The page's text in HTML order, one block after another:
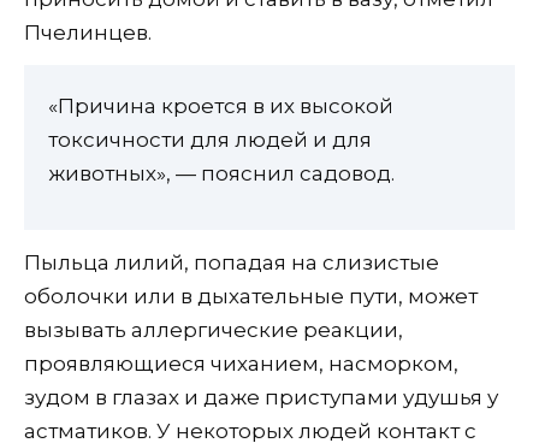
Пчелинцев.
«Причина кроется в их высокой
токсичности для людей и для
животных», — пояснил садовод.
Пыльца лилий, попадая на слизистые
оболочки или в дыхательные пути, может
вызывать аллергические реакции,
проявляющиеся чиханием, насморком,
зудом в глазах и даже приступами удушья у
астматиков. У некоторых людей контакт с